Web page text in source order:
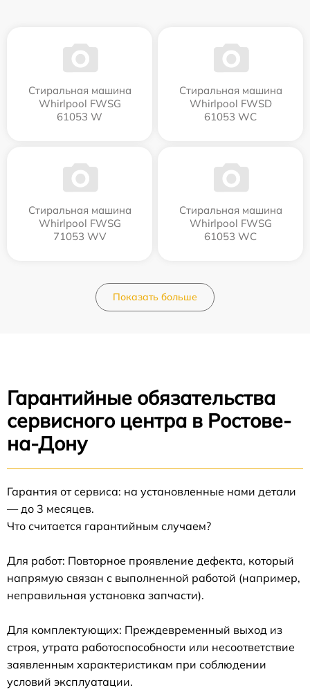
Стиральная машина
Whirlpool FWSG
61053 W
Стиральная машина
Whirlpool FWSD
61053 WC
Стиральная машина
Whirlpool FWSG
71053 WV
Стиральная машина
Whirlpool FWSG
61053 WC
Показать больше
Гарантийные обязательства
сервисного центра в Ростове-
на-Дону
Гарантия от сервиса: на установленные нами детали
— до 3 месяцев.
Что считается гарантийным случаем?
Для работ: Повторное проявление дефекта, который
напрямую связан с выполненной работой (например,
неправильная установка запчасти).
Для комплектующих: Преждевременный выход из
строя, утрата работоспособности или несоответствие
заявленным характеристикам при соблюдении
условий эксплуатации.